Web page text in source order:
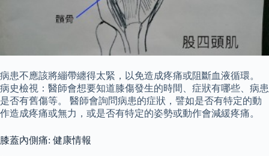
病患不應該將繃帶纏得太緊，以免造成疼痛或阻斷血液循環。
病史檢視：醫師會想要知道膝傷發生的時間、症狀有哪些、病患
是否有舊傷等。 醫師會詢問病患的症狀，譬如是否有特定的動
作造成疼痛或無力，或是否有特定的姿勢或動作會減緩疼痛。
膝蓋內側痛: 健康情報